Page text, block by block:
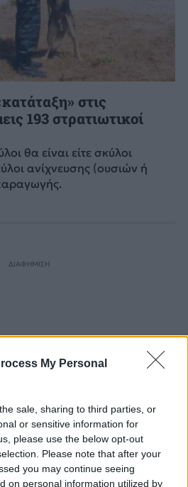
My Personal
sale, sharing to third parties, or
or sensitive information for
please use the below opt-out
Please note that after your
you may continue seeing
on personal information utilized by
στις
193 στρατιωτικοί
θα είναι είτε σκύλοι
ανίχνευσης (ουσιών ή
ΔΙΑΦΗΜΙΣΗ